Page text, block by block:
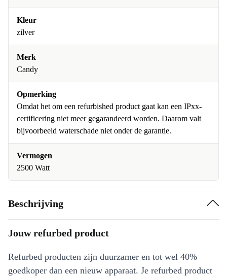
Kleur
zilver
Merk
Candy
Opmerking
Omdat het om een refurbished product gaat kan een IPxx-
certificering niet meer gegarandeerd worden. Daarom valt
bijvoorbeeld waterschade niet onder de garantie.
Vermogen
2500 Watt
Beschrijving
Jouw refurbed product
Refurbed producten zijn duurzamer en tot wel 40%
goedkoper dan een nieuw apparaat. Je refurbed product